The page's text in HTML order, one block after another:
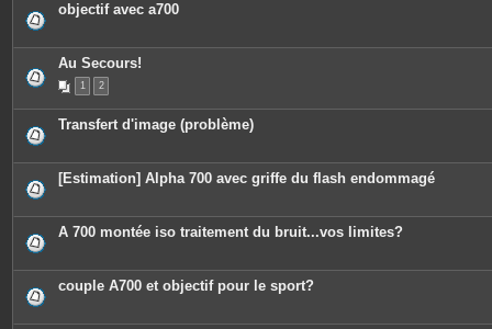
objectif avec a700
Au Secours!
1 2
Transfert d'image (problème)
[Estimation] Alpha 700 avec griffe du flash endommagé
A 700 montée iso traitement du bruit...vos limites?
couple A700 et objectif pour le sport?